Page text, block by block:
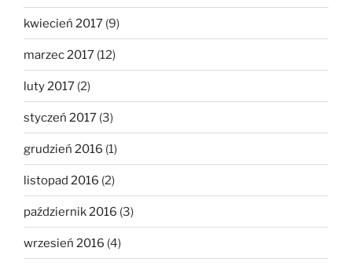
kwiecień 2017 (9)
marzec 2017 (12)
luty 2017 (2)
styczeń 2017 (3)
grudzień 2016 (1)
listopad 2016 (2)
październik 2016 (3)
wrzesień 2016 (4)